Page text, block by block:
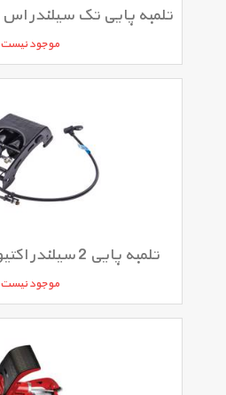
موجود نیست
تلمبه پایی 2 سیلندر اکتیو مدل AC1022
موجود نیست